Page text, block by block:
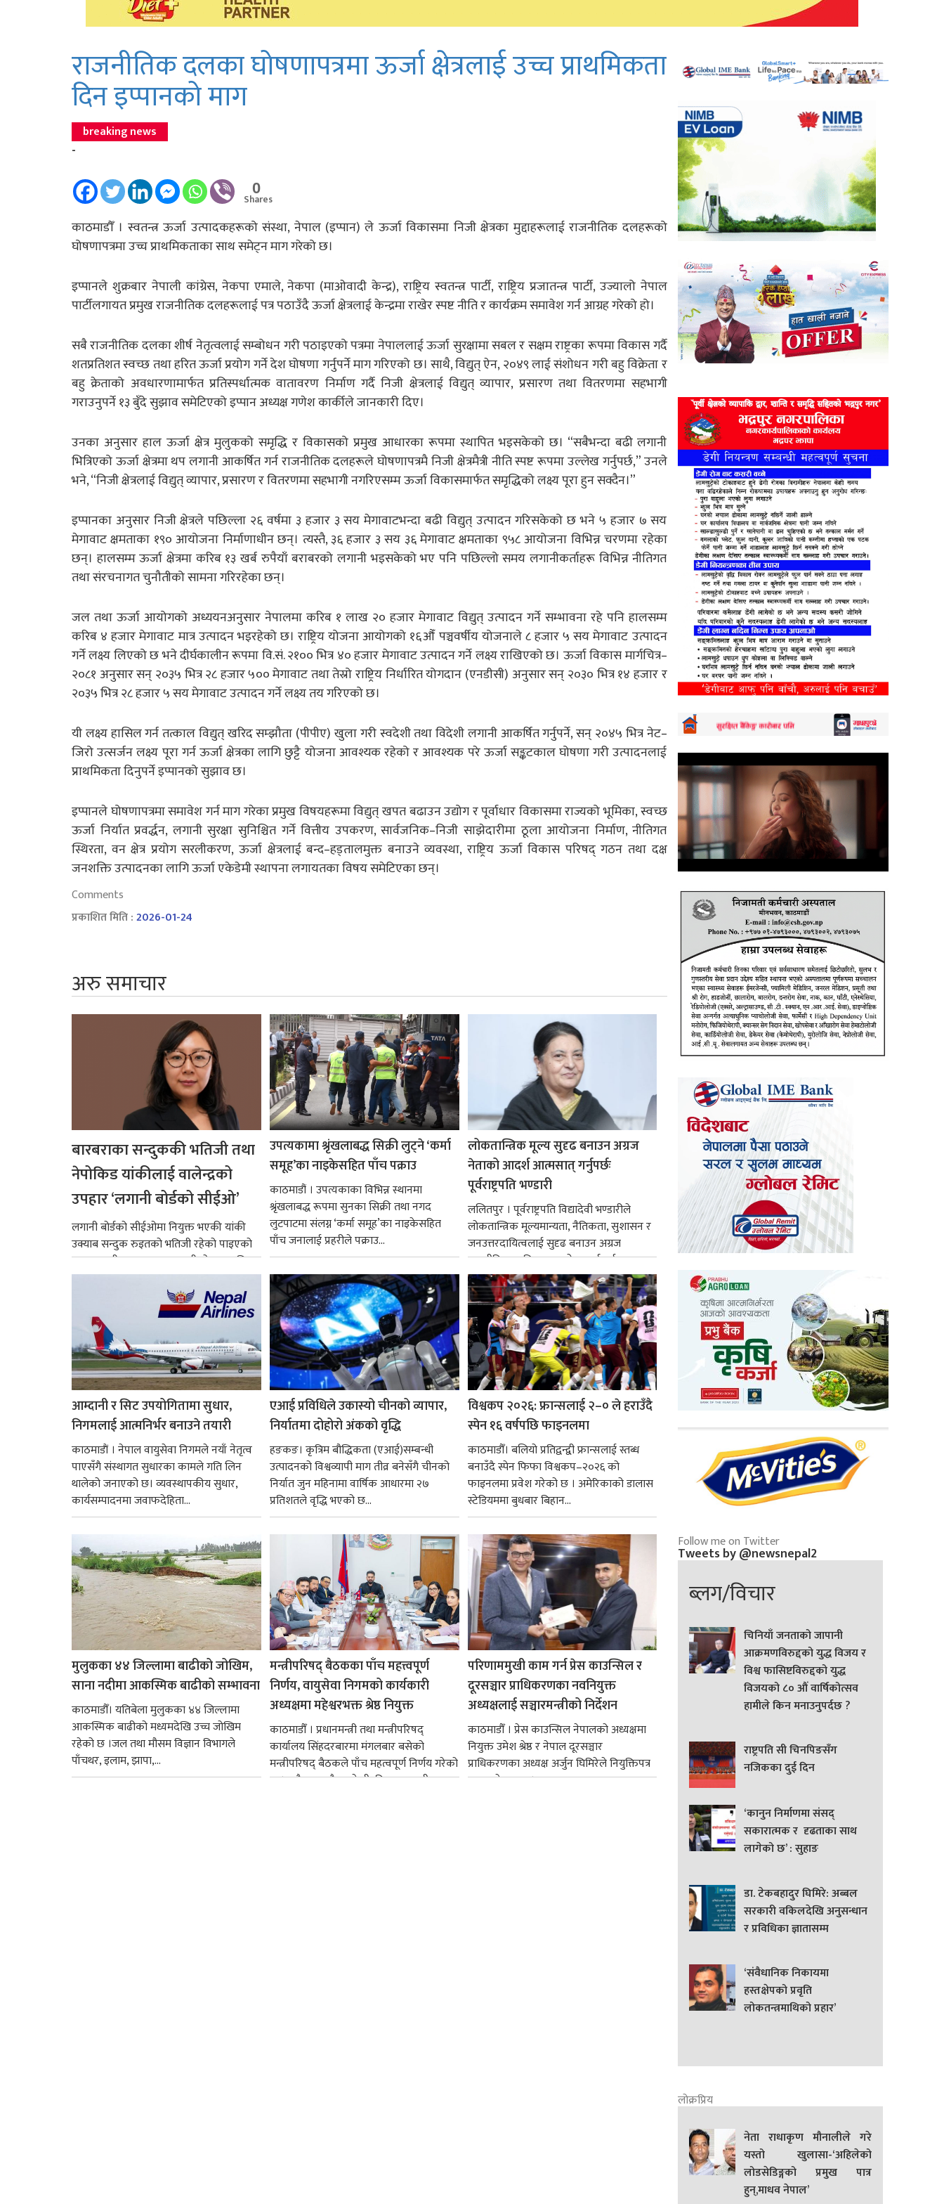
राजनीतिक दलका घोषणापत्रमा ऊर्जा क्षेत्रलाई उच्च प्राथमिकता
दिन इप्पानको माग
breaking news
-
0
Shares
काठमाडौँ । स्वतन्त्र ऊर्जा उत्पादकहरूको संस्था, नेपाल (इप्पान) ले ऊर्जा विकासमा निजी क्षेत्रका मुद्दाहरूलाई राजनीतिक दलहरूको
घोषणापत्रमा उच्च प्राथमिकताका साथ समेट्न माग गरेको छ।
इप्पानले शुक्रबार नेपाली कांग्रेस, नेकपा एमाले, नेकपा (माओवादी केन्द्र), राष्ट्रिय स्वतन्त्र पार्टी, राष्ट्रिय प्रजातन्त्र पार्टी, उज्यालो नेपाल
पार्टीलगायत प्रमुख राजनीतिक दलहरूलाई पत्र पठाउँदै ऊर्जा क्षेत्रलाई केन्द्रमा राखेर स्पष्ट नीति र कार्यक्रम समावेश गर्न आग्रह गरेको हो।
सबै राजनीतिक दलका शीर्ष नेतृत्वलाई सम्बोधन गरी पठाइएको पत्रमा नेपाललाई ऊर्जा सुरक्षामा सबल र सक्षम राष्ट्रका रूपमा विकास गर्दै
शतप्रतिशत स्वच्छ तथा हरित ऊर्जा प्रयोग गर्ने देश घोषणा गर्नुपर्ने माग गरिएको छ। साथै, विद्युत् ऐन, २०४९ लाई संशोधन गरी बहु विक्रेता र
बहु क्रेताको अवधारणामार्फत प्रतिस्पर्धात्मक वातावरण निर्माण गर्दै निजी क्षेत्रलाई विद्युत् व्यापार, प्रसारण तथा वितरणमा सहभागी
गराउनुपर्ने १३ बुँदे सुझाव समेटिएको इप्पान अध्यक्ष गणेश कार्कीले जानकारी दिए।
उनका अनुसार हाल ऊर्जा क्षेत्र मुलुकको समृद्धि र विकासको प्रमुख आधारका रूपमा स्थापित भइसकेको छ। “सबैभन्दा बढी लगानी
भित्रिएको ऊर्जा क्षेत्रमा थप लगानी आकर्षित गर्न राजनीतिक दलहरूले घोषणापत्रमै निजी क्षेत्रमैत्री नीति स्पष्ट रूपमा उल्लेख गर्नुपर्छ,” उनले
भने, “निजी क्षेत्रलाई विद्युत् व्यापार, प्रसारण र वितरणमा सहभागी नगरिएसम्म ऊर्जा विकासमार्फत समृद्धिको लक्ष्य पूरा हुन सक्दैन।”
इप्पानका अनुसार निजी क्षेत्रले पछिल्ला २६ वर्षमा ३ हजार ३ सय मेगावाटभन्दा बढी विद्युत् उत्पादन गरिसकेको छ भने ५ हजार ७ सय
मेगावाट क्षमताका १९० आयोजना निर्माणाधीन छन्। त्यस्तै, ३६ हजार ३ सय ३६ मेगावाट क्षमताका ९५८ आयोजना विभिन्न चरणमा रहेका
छन्। हालसम्म ऊर्जा क्षेत्रमा करिब १३ खर्ब रुपैयाँ बराबरको लगानी भइसकेको भए पनि पछिल्लो समय लगानीकर्ताहरू विभिन्न नीतिगत
तथा संरचनागत चुनौतीको सामना गरिरहेका छन्।
जल तथा ऊर्जा आयोगको अध्ययनअनुसार नेपालमा करिब १ लाख २० हजार मेगावाट विद्युत् उत्पादन गर्ने सम्भावना रहे पनि हालसम्म
करिब ४ हजार मेगावाट मात्र उत्पादन भइरहेको छ। राष्ट्रिय योजना आयोगको १६औँ पञ्चवर्षीय योजनाले ८ हजार ५ सय मेगावाट उत्पादन
गर्ने लक्ष्य लिएको छ भने दीर्घकालीन रूपमा वि.सं. २१०० भित्र ४० हजार मेगावाट उत्पादन गर्ने लक्ष्य राखिएको छ। ऊर्जा विकास मार्गचित्र–
२०८१ अनुसार सन् २०३५ भित्र २८ हजार ५०० मेगावाट तथा तेस्रो राष्ट्रिय निर्धारित योगदान (एनडीसी) अनुसार सन् २०३० भित्र १४ हजार र
२०३५ भित्र २८ हजार ५ सय मेगावाट उत्पादन गर्ने लक्ष्य तय गरिएको छ।
यी लक्ष्य हासिल गर्न तत्काल विद्युत् खरिद सम्झौता (पीपीए) खुला गरी स्वदेशी तथा विदेशी लगानी आकर्षित गर्नुपर्ने, सन् २०४५ भित्र नेट–
जिरो उत्सर्जन लक्ष्य पूरा गर्न ऊर्जा क्षेत्रका लागि छुट्टै योजना आवश्यक रहेको र आवश्यक परे ऊर्जा सङ्कटकाल घोषणा गरी उत्पादनलाई
प्राथमिकता दिनुपर्ने इप्पानको सुझाव छ।
इप्पानले घोषणापत्रमा समावेश गर्न माग गरेका प्रमुख विषयहरूमा विद्युत् खपत बढाउन उद्योग र पूर्वाधार विकासमा राज्यको भूमिका, स्वच्छ
ऊर्जा निर्यात प्रवर्द्धन, लगानी सुरक्षा सुनिश्चित गर्ने वित्तीय उपकरण, सार्वजनिक–निजी साझेदारीमा ठूला आयोजना निर्माण, नीतिगत
स्थिरता, वन क्षेत्र प्रयोग सरलीकरण, ऊर्जा क्षेत्रलाई बन्द–हड्तालमुक्त बनाउने व्यवस्था, राष्ट्रिय ऊर्जा विकास परिषद् गठन तथा दक्ष
जनशक्ति उत्पादनका लागि ऊर्जा एकेडेमी स्थापना लगायतका विषय समेटिएका छन्।
Comments
प्रकाशित मिति :2026-01-24
अरु समाचार
बारबराका सन्दुककी भतिजी तथा
नेपोकिड यांकीलाई वालेन्द्रको
उपहार ‘लगानी बोर्डको सीईओ’
लगानी बोर्डको सीईओमा नियुक्त भएकी यांकी
उक्याब सन्दुक रुइतको भतिजी रहेको पाइएको
छ। तत्कालीन समयमा महाकालीको अञ्चलाधिश
नै बनेका जोन...
उपत्यकामा श्रृंखलाबद्ध सिक्री लुट्ने ‘कर्मा
समूह’का नाइकेसहित पाँच पक्राउ
काठमाडौं । उपत्यकाका विभिन्न स्थानमा
श्रृंखलाबद्ध रूपमा सुनका सिक्री तथा नगद
लुटपाटमा संलग्न ‘कर्मा समूह’का नाइकेसहित
पाँच जनालाई प्रहरीले पक्राउ...
लोकतान्त्रिक मूल्य सुदृढ बनाउन अग्रज
नेताको आदर्श आत्मसात् गर्नुपर्छः
पूर्वराष्ट्रपति भण्डारी
ललितपुर । पूर्वराष्ट्रपति विद्यादेवी भण्डारीले
लोकतान्त्रिक मूल्यमान्यता, नैतिकता, सुशासन र
जनउत्तरदायित्वलाई सुदृढ बनाउन अग्रज
राजनीतिक व्यक्तित्वहरूको आदर्शलाई आत्मसात्
गर्न आवश्यक...
आम्दानी र सिट उपयोगितामा सुधार,
निगमलाई आत्मनिर्भर बनाउने तयारी
काठमाडाैं । नेपाल वायुसेवा निगमले नयाँ नेतृत्व
पाएसँगै संस्थागत सुधारका कामले गति लिन
थालेको जनाएको छ। व्यवस्थापकीय सुधार,
कार्यसम्पादनमा जवाफदेहिता...
एआई प्रविधिले उकास्यो चीनको व्यापार,
निर्यातमा दोहोरो अंकको वृद्धि
हङकङ। कृत्रिम बौद्धिकता (एआई)सम्बन्धी
उत्पादनको विश्वव्यापी माग तीव्र बनेसँगै चीनको
निर्यात जुन महिनामा वार्षिक आधारमा २७
प्रतिशतले वृद्धि भएको छ...
विश्वकप २०२६: फ्रान्सलाई २–० ले हराउँदै
स्पेन १६ वर्षपछि फाइनलमा
काठमाडौँ। बलियो प्रतिद्वन्द्वी फ्रान्सलाई स्तब्ध
बनाउँदै स्पेन फिफा विश्वकप–२०२६ को
फाइनलमा प्रवेश गरेको छ । अमेरिकाको डालास
स्टेडियममा बुधबार बिहान...
मुलुकका ४४ जिल्लामा बाढीको जोखिम,
साना नदीमा आकस्मिक बाढीको सम्भावना
काठमाडौँ। यतिबेला मुलुकका ४४ जिल्लामा
आकस्मिक बाढीको मध्यमदेखि उच्च जोखिम
रहेको छ ।जल तथा मौसम विज्ञान विभागले
पाँचथर, इलाम, झापा,...
मन्त्रीपरिषद् बैठकका पाँच महत्त्वपूर्ण
निर्णय, वायुसेवा निगमको कार्यकारी
अध्यक्षमा महेश्वरभक्त श्रेष्ठ नियुक्त
काठमाडौँ । प्रधानमन्त्री तथा मन्त्रीपरिषद्
कार्यालय सिंहदरबारमा मंगलबार बसेको
मन्त्रीपरिषद् बैठकले पाँच महत्वपूर्ण निर्णय गरेको
छ । यसैक्रममा बैडकले बीउबिजनसम्बन्धी...
परिणाममुखी काम गर्न प्रेस काउन्सिल र
दूरसञ्चार प्राधिकरणका नवनियुक्त
अध्यक्षलाई सञ्चारमन्त्रीको निर्देशन
काठमाडौँ । प्रेस काउन्सिल नेपालको अध्यक्षमा
नियुक्त उमेश श्रेष्ठ र नेपाल दूरसञ्चार
प्राधिकरणका अध्यक्ष अर्जुन घिमिरेले नियुक्तिपत्र
ग्रहण गरेका छन्।...
Follow me on Twitter
Tweets by @newsnepal2
ब्लग/विचार
चिनियाँ जनताको जापानी
आक्रमणविरुद्दको युद्ध विजय र
विश्व फासिष्टविरुद्दको युद्ध
विजयको ८० औं वार्षिकोत्सव
हामीले किन मनाउनुपर्दछ ?
राष्ट्रपति सी चिनपिङसँग
नजिकका दुई दिन
‘कानुन निर्माणमा संसद्
सकारात्मक र दृढताका साथ
लागेको छ’ : सुहाङ
डा. टेकबहादुर घिमिरे: अब्बल
सरकारी वकिलदेखि अनुसन्धान
र प्रविधिका ज्ञातासम्म
‘संवैधानिक निकायमा
हस्तक्षेपको प्रवृति
लोकतन्त्रमाथिको प्रहार’
लोक्रप्रिय
नेता राधाकृण मौनालीले गरे
यस्तो खुलासा-‘अहिलेको
लोडसेडिङ्गको प्रमुख पात्र
हुन्,माधव नेपाल’